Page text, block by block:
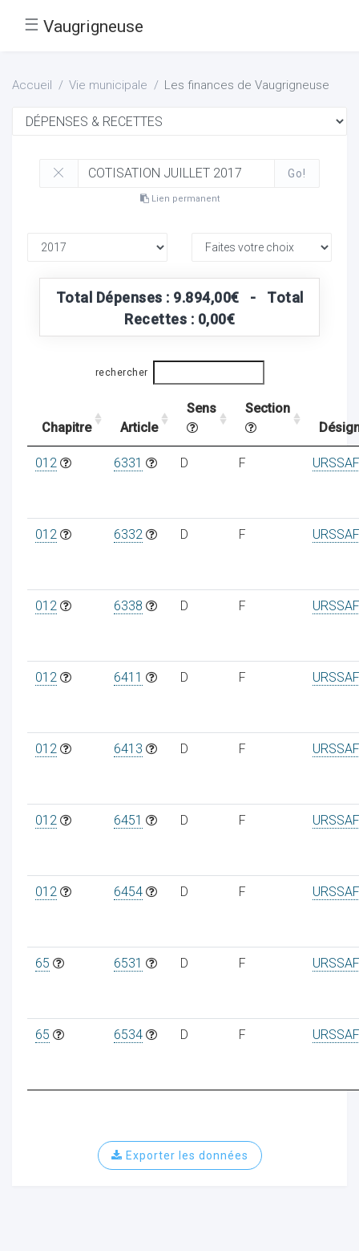
☰ Vaugrigneuse
Accueil Vie municipale Les finances de Vaugrigneuse
Go!
Lien permanent
Total Dépenses : 9.894,00€ - Total
Recettes : 0,00€
rechercher
Chapitre Article
Sens
Section
012 6331 D F
012 6332 D F
012 6338 D F
012 6411 D F
012 6413 D F
012 6451 D F
012 6454 D F
65 6531 D F
65 6534 D F
Exporter les données